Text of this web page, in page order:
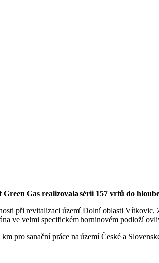
Gas realizovala sérii 157 vrtů do
při revitalizaci území Dolní oblasti Vítkovic.
ve velmi specifickém horninovém podloží
pro sanační práce na území České a